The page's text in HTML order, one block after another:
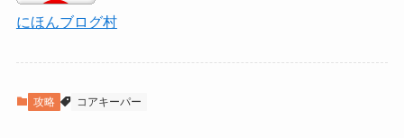
にほんブログ村
攻略 コアキーパー